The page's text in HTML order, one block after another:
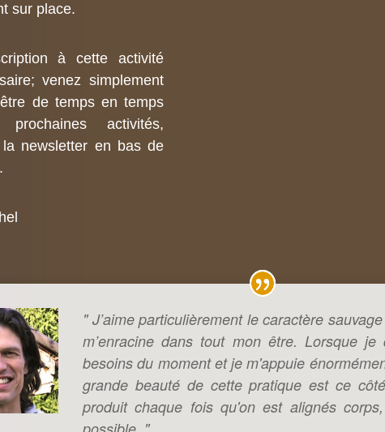
sur place.
à cette activité
venez simplement
de temps en temps
activités,
newsletter en bas de
" J’aime particulièrement le caractère
m’enracine dans tout mon être. Lorsque je
besoins du moment et je m'appuie
grande beauté de cette pratique est ce
produit chaque fois qu'on est alignés